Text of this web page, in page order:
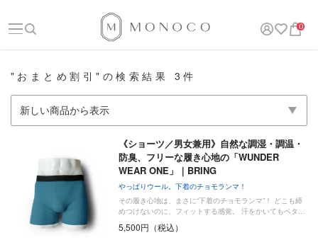
0
"おまとめ割引"の検索結果 3件
《ショーツ／男女兼用》自然な調湿・調温・
防臭、フリーな履き心地の「WUNDER
WEAR ONE」｜BRING
やっぱりウール。下着のチョモランマ！
その履き心地は、まさに“下着のチョモランマ”！ どこも締
めつけないのに、フィットする感覚。 汗をかいてもベタ…
5,500円（税込）